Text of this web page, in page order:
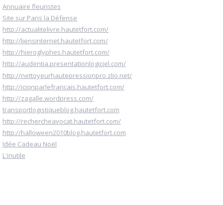
Annuaire fleuristes
Site sur Paris la Défense
http://actualitelivre.hautetfort.com/
http://liensinternet.hautetfort.com/
http://hieroglyphes.hautetfort.com/
http://audentia.presentationlogiciel.com/
http://nettoyeurhautepressionpro.zlio.net/
http://icionparlefrancais.hautetfort.com/
http://zagalle.wordpress.com/
transportlogistiqueblog.hautetfort.com
http://rechercheavocat.hautetfort.com/
http://halloween2010blog.hautetfort.com
Idée Cadeau Noël
L'inutile